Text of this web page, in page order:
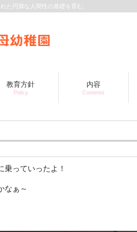
た円満な人間性の基礎を育む。
教育方針
Policy
内容
Contents
乗っていったよ！
なぁ～